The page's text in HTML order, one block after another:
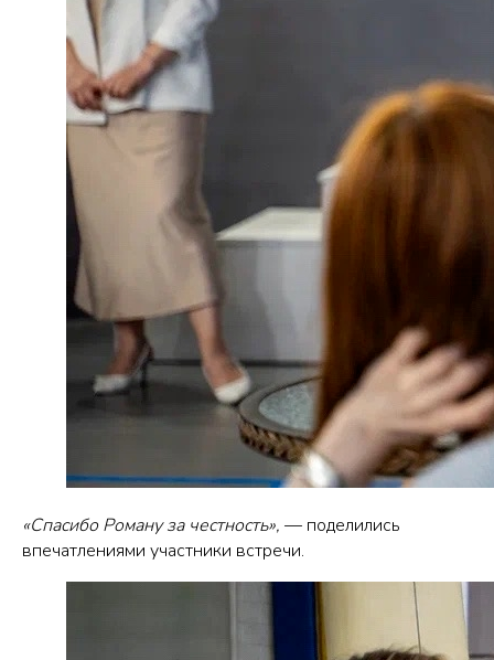
«Спасибо Роману за честность», — поделились
впечатлениями участники встречи.